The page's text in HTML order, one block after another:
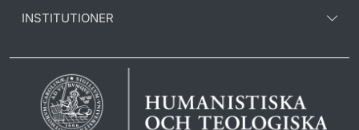
INSTITUTIONER